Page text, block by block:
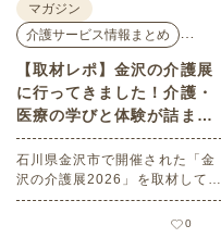
マガジン
介護サービス情報まとめ
…
【取材レポ】金沢の介護展
に行ってきました！介護・
医療の学びと体験が詰まっ
た1日。
石川県金沢市で開催された「金
沢の介護展2026」を取材してき
ました。医師による人気講演か
ら、気軽に参加できるミニ講
0